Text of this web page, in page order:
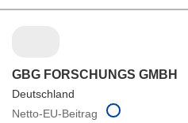
GBG FORSCHUNGS GMBH
Deutschland
Netto-EU-Beitrag